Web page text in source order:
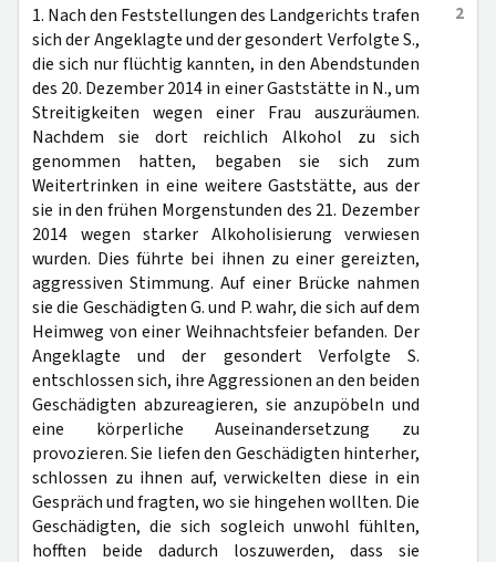
2
1. Nach den Feststellungen des Landgerichts trafen
sich der Angeklagte und der gesondert Verfolgte S.,
die sich nur flüchtig kannten, in den Abendstunden
des 20. Dezember 2014 in einer Gaststätte in N., um
Streitigkeiten wegen einer Frau auszuräumen.
Nachdem sie dort reichlich Alkohol zu sich
genommen hatten, begaben sie sich zum
Weitertrinken in eine weitere Gaststätte, aus der
sie in den frühen Morgenstunden des 21. Dezember
2014 wegen starker Alkoholisierung verwiesen
wurden. Dies führte bei ihnen zu einer gereizten,
aggressiven Stimmung. Auf einer Brücke nahmen
sie die Geschädigten G. und P. wahr, die sich auf dem
Heimweg von einer Weihnachtsfeier befanden. Der
Angeklagte und der gesondert Verfolgte S.
entschlossen sich, ihre Aggressionen an den beiden
Geschädigten abzureagieren, sie anzupöbeln und
eine körperliche Auseinandersetzung zu
provozieren. Sie liefen den Geschädigten hinterher,
schlossen zu ihnen auf, verwickelten diese in ein
Gespräch und fragten, wo sie hingehen wollten. Die
Geschädigten, die sich sogleich unwohl fühlten,
hofften beide dadurch loszuwerden, dass sie